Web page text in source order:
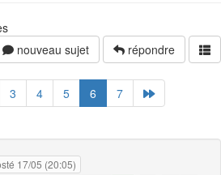
nouveau sujet répondre
3 4 5 6 7
17/05 (20:05)